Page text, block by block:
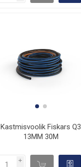
Kastmisvoolik Fiskars Q3
13MM 30M
i d 